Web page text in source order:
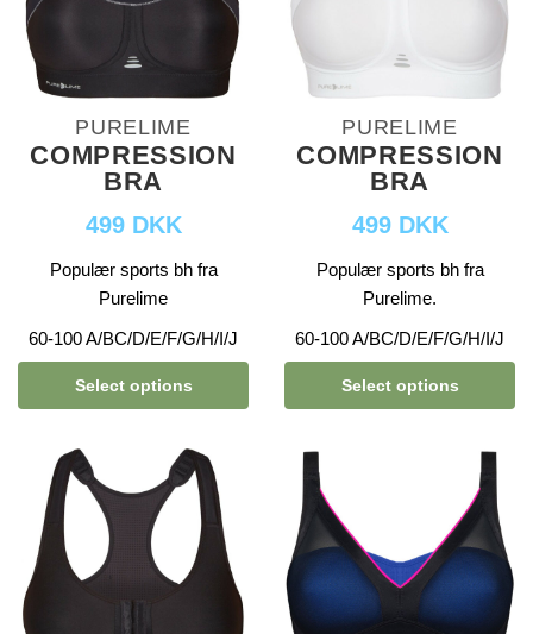
PURELIME
COMPRESSION
BRA
499 DKK
Populær sports bh fra
Purelime
60-100 A/BC/D/E/F/G/H/I/J
Select options
PURELIME
COMPRESSION
BRA
499 DKK
Populær sports bh fra
Purelime.
60-100 A/BC/D/E/F/G/H/I/J
Select options